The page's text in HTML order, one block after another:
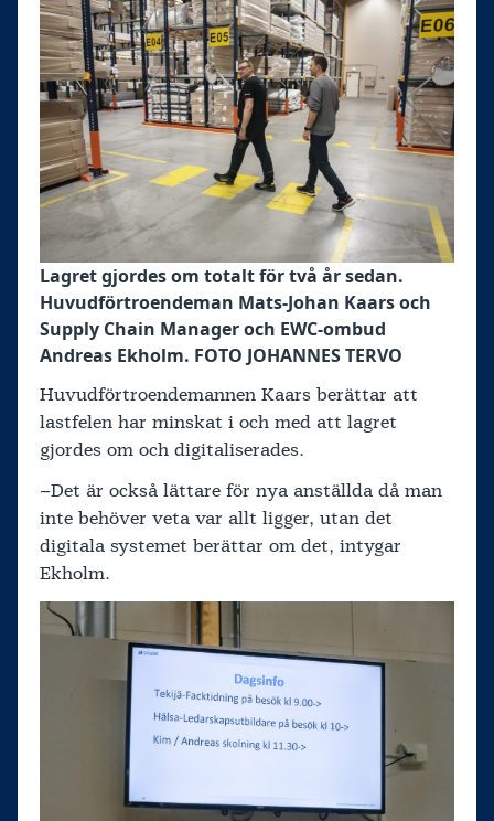
Lagret gjordes om totalt för två år sedan.
Huvudförtroendeman Mats-Johan Kaars och
Supply Chain Manager och EWC-ombud
Andreas Ekholm. FOTO JOHANNES TERVO
Huvudförtroendemannen Kaars berättar att
lastfelen har minskat i och med att lagret
gjordes om och digitaliserades.
–Det är också lättare för nya anställda då man
inte behöver veta var allt ligger, utan det
digitala systemet berättar om det, intygar
Ekholm.